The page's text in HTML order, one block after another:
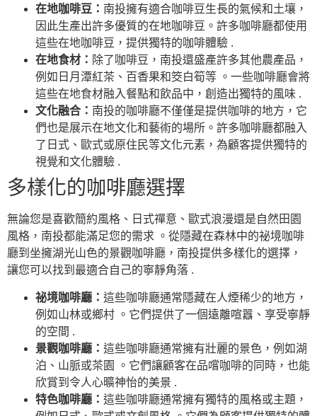
在地咖啡豆： 南投擁有適合咖啡豆生長的氣候和土壤，
因此生產出許多優質的在地咖啡豆。許多咖啡廳都使用
這些在地咖啡豆，提供獨特的咖啡體驗 .
在地食材： 除了咖啡豆，南投還盛產許多其他農產品，
例如日月潭紅茶、百香果和筊白筍等 。一些咖啡廳會將
這些在地食材融入餐點和飲品中，創造出獨特的風味 .
文化融合： 南投的咖啡廳不僅僅是提供咖啡的地方，它
們也是展示在地文化和藝術的場所。許多咖啡廳都融入
了日式、歐式或原住民等文化元素，為顧客提供獨特的
視覺和文化體驗 .
多樣化的咖啡廳選擇
無論您是喜歡簡約風格、日式禪意、歐式浪漫還是自然田園
風格，南投都能滿足您的需求 。從隱藏在森林中的祕境咖啡
廳到坐擁湖光山色的景觀咖啡廳，南投提供多樣化的選擇，
讓您可以找到最適合自己的寧靜角落 .
祕境咖啡廳： 這些咖啡廳通常隱藏在人煙稀少的地方，
例如山林或鄉村 。它們提供了一個遠離喧囂、享受寧靜
的空間 .
景觀咖啡廳： 這些咖啡廳通常擁有壯麗的景色，例如湖
泊、山脈或茶園 。它們讓顧客在品嚐咖啡的同時，也能
欣賞到令人心曠神怡的美景 .
特色咖啡廳： 這些咖啡廳通常擁有獨特的風格或主題，